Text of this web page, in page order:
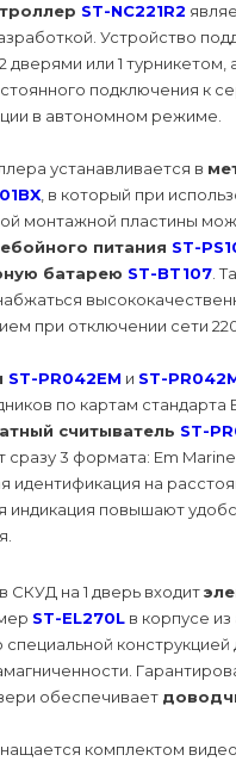
ST-NC221R2
Устройство
дверями или 1 турникетом,
подключения к
в автономном режиме.
устанавливается в
, в который при
монтажной пластины
питания ST-
батарею ST-BT107 .
при отключении сети
ST-PR042EM и ST-
по картам стандарта
считыватель ST-
3 формата: Em
идентификация на
индикация повышают
СКУД на 1 дверь входит
ST-EL270L в корпусе
специальной
обеспечивает
комплектом